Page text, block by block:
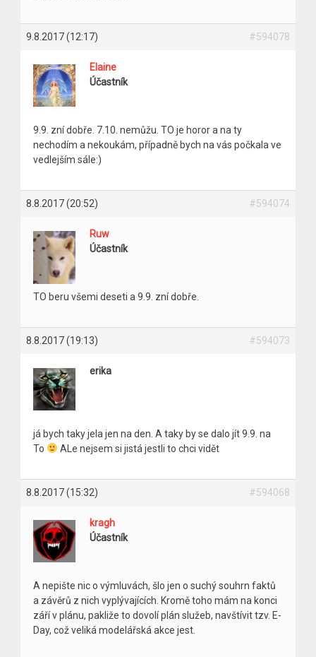
9.8.2017 (12:17) #594078
Elaine
Účastník
9.9. zní dobře. 7.10. nemůžu. TO je horor a na ty
nechodím a nekoukám, případně bych na vás počkala ve
vedlejším sále:)
8.8.2017 (20:52) #594074
Ruw
Účastník
TO beru všemi deseti a 9.9. zní dobře.
8.8.2017 (19:13) #594073
erika
já bych taky jela jen na den. A taky by se dalo jít 9.9. na
To
ALe nejsem si jistá jestli to chci vidět
8.8.2017 (15:32) #594068
kragh
Účastník
A nepište nic o výmluvách, šlo jen o suchý souhrn faktů
a závěrů z nich vyplývajících. Kromě toho mám na konci
září v plánu, pakliže to dovolí plán služeb, navštívit tzv. E-
Day, což veliká modelářská akce jest.